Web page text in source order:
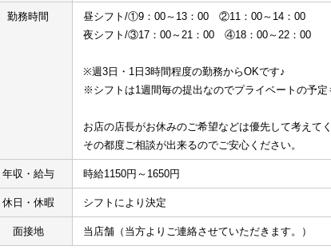
勤務時間
昼シフト/①9：00～13：00　②11：00～14：00
夜シフト/③17：00～21：00　④18：00～22：00
※週3日・1日3時間程度の勤務からOKです♪
※シフトは1週間毎の提出なのでプライベートの予
お店の店長がお休みのご希望などは優先して考えてく
その都度ご相談が出来るのでご安心ください。
年収・給与 時給1150円～1650円
休日・休暇 シフトにより決定
面接地 当店舗（当方よりご連絡させていただきます。）